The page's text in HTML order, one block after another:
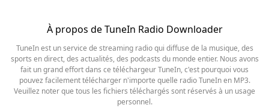
À propos de TuneIn Radio Downloader
TuneIn est un service de streaming radio qui diffuse de la musique, des
sports en direct, des actualités, des podcasts du monde entier. Nous avons
fait un grand effort dans ce téléchargeur TuneIn, c'est pourquoi vous
pouvez facilement télécharger n'importe quelle radio TuneIn en MP3.
Veuillez noter que tous les fichiers téléchargés sont réservés à un usage
personnel.